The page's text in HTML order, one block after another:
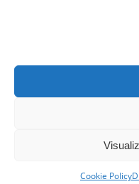
Cookie Policy
Aoaf 2026 .